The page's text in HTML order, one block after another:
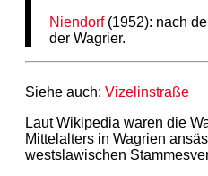
Niendorf(1952): nach
der Wagrier.
Siehe auch: Vizelinstraße
Laut Wikipedia waren die
Mittelalters in Wagrien
westslawischen